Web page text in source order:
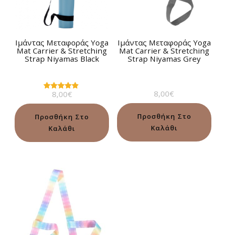
Ιμάντας Μεταφοράς Yoga
Mat Carrier & Stretching
Strap Niyamas Black
Βαθμολογήθηκε
από 5
8,00€
Προσθήκη Στο
Καλάθι
Ιμάντας Μεταφοράς Yoga
Mat Carrier & Stretching
Strap Niyamas Grey
8,00€
Προσθήκη Στο
Καλάθι